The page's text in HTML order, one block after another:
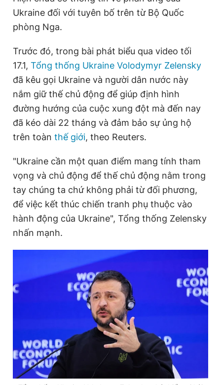
e
n
T
m
e
a
o
Ukraine đối với tuyên bố trên từ Bộ Quốc
phòng Nga.
Trước đó, trong bài phát biểu qua video tối
17.1, Tổng thống Ukraine Volodymyr Zelensky
đã kêu gọi Ukraine và người dân nước này
nắm giữ thế chủ động để giúp định hình
đường hướng của cuộc xung đột mà đến nay
đã kéo dài 22 tháng và đảm bảo sự ủng hộ
trên toàn thế giới, theo Reuters.
"Ukraine cần một quan điểm mang tính tham
vọng và chủ động để thế chủ động nằm trong
tay chúng ta chứ không phải từ đối phương,
để việc kết thúc chiến tranh phụ thuộc vào
hành động của Ukraine", Tổng thống Zelensky
nhấn mạnh.